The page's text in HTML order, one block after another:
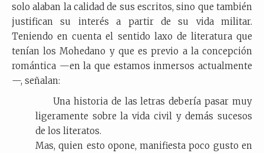
solo alaban la calidad de sus escritos, sino que también
justifican su interés a partir de su vida militar.
Teniendo en cuenta el sentido laxo de literatura que
tenían los Mohedano y que es previo a la concepción
romántica —en la que estamos inmersos actualmente
—, señalan:
Una historia de las letras debería pasar muy
ligeramente sobre la vida civil y demás sucesos
de los literatos.
Mas, quien esto opone, manifiesta poco gusto en